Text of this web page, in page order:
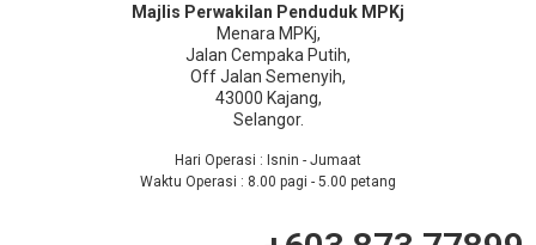
Majlis Perwakilan Penduduk MPKj
Menara MPKj,
Jalan Cempaka Putih,
Off Jalan Semenyih,
43000 Kajang,
Selangor.
Hari Operasi : Isnin - Jumaat
Waktu Operasi : 8.00 pagi - 5.00 petang